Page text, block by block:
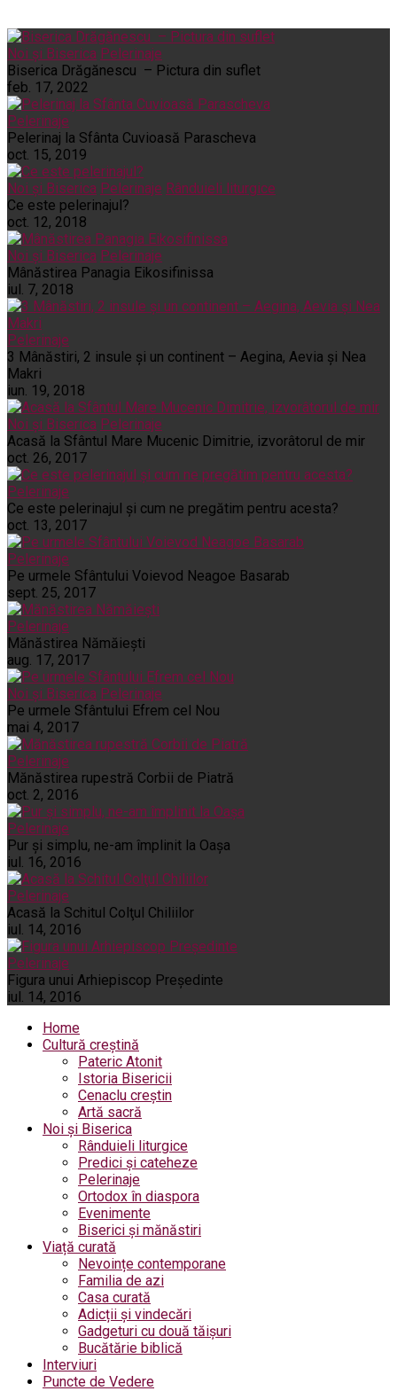
Noi și Biserica Pelerinaje
Biserica Drăgănescu – Pictura din suflet
feb. 17, 2022
Pelerinaje
Pelerinaj la Sfânta Cuvioasă Parascheva
oct. 15, 2019
Noi și Biserica Pelerinaje Rânduieli liturgice
Ce este pelerinajul?
oct. 12, 2018
Noi și Biserica Pelerinaje
Mânăstirea Panagia Eikosifinissa
iul. 7, 2018
Pelerinaje
3 Mânăstiri, 2 insule și un continent – Aegina, Aevia și Nea
Makri
iun. 19, 2018
Noi și Biserica Pelerinaje
Acasă la Sfântul Mare Mucenic Dimitrie, izvorâtorul de mir
oct. 26, 2017
Pelerinaje
Ce este pelerinajul şi cum ne pregătim pentru acesta?
oct. 13, 2017
Pelerinaje
Pe urmele Sfântului Voievod Neagoe Basarab
sept. 25, 2017
Pelerinaje
Mănăstirea Nămăiești
aug. 17, 2017
Noi și Biserica Pelerinaje
Pe urmele Sfântului Efrem cel Nou
mai 4, 2017
Pelerinaje
Mănăstirea rupestră Corbii de Piatră
oct. 2, 2016
Pelerinaje
Pur şi simplu, ne-am împlinit la Oaşa
iul. 16, 2016
Pelerinaje
Acasă la Schitul Colţul Chiliilor
iul. 14, 2016
Pelerinaje
Figura unui Arhiepiscop Preşedinte
iul. 14, 2016
Home
Cultură creștină
Pateric Atonit
Istoria Bisericii
Cenaclu creștin
Artă sacră
Noi și Biserica
Rânduieli liturgice
Predici și cateheze
Pelerinaje
Ortodox în diaspora
Evenimente
Biserici și mănăstiri
Viață curată
Nevoințe contemporane
Familia de azi
Casa curată
Adicții și vindecări
Gadgeturi cu două tăișuri
Bucătărie biblică
Interviuri
Puncte de Vedere